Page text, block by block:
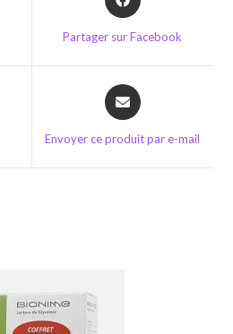
in
Partager sur Facebook
Opens
in
new
Envoyer ce produit par e-mail